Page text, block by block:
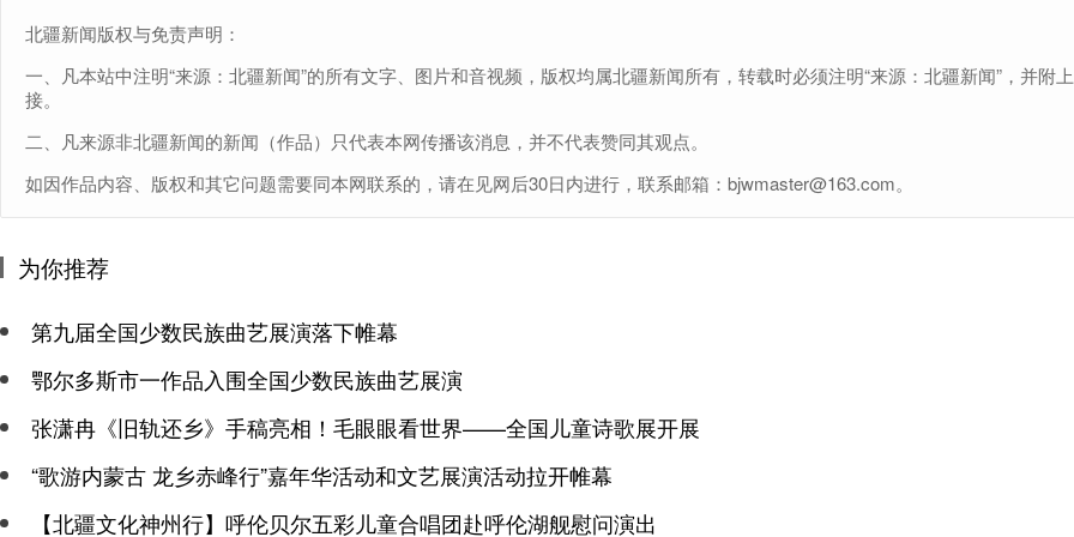
北疆新闻版权与免责声明：
一、凡本站中注明“来源：北疆新闻”的所有文字、图片和音视频，版权均属北疆新闻所有，转载时必须注明“来源：北疆新闻”，并附
接。
二、凡来源非北疆新闻的新闻（作品）只代表本网传播该消息，并不代表赞同其观点。
如因作品内容、版权和其它问题需要同本网联系的，请在见网后30日内进行，联系邮箱：bjwmaster@163.com。
为你推荐
第九届全国少数民族曲艺展演落下帷幕
鄂尔多斯市一作品入围全国少数民族曲艺展演
张潇冉《旧轨还乡》手稿亮相！毛眼眼看世界——全国儿童诗歌展开展
“歌游内蒙古 龙乡赤峰行”嘉年华活动和文艺展演活动拉开帷幕
【北疆文化神州行】呼伦贝尔五彩儿童合唱团赴呼伦湖舰慰问演出